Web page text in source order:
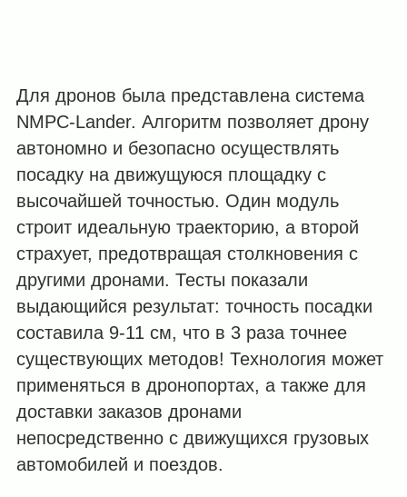
Для дронов была представлена система
NMPC-Lander. Алгоритм позволяет дрону
автономно и безопасно осуществлять
посадку на движущуюся площадку с
высочайшей точностью. Один модуль
строит идеальную траекторию, а второй
страхует, предотвращая столкновения с
другими дронами. Тесты показали
выдающийся результат: точность посадки
составила 9-11 см, что в 3 раза точнее
существующих методов! Технология может
применяться в дронопортах, а также для
доставки заказов дронами
непосредственно с движущихся грузовых
автомобилей и поездов.